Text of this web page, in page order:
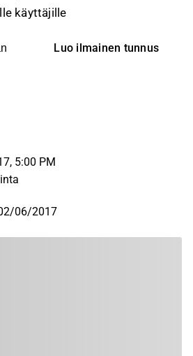
käyttäjille
Luo ilmainen tunnus
5:00 PM
06/2017